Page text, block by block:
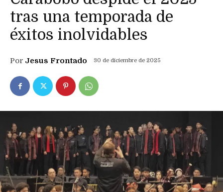
tras una temporada de
éxitos inolvidables
Por Jesus Frontado 30 de diciembre de 2025